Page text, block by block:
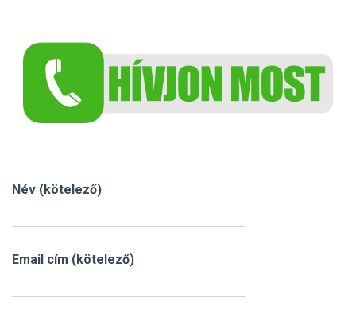
Név (kötelező)
Email cím (kötelező)